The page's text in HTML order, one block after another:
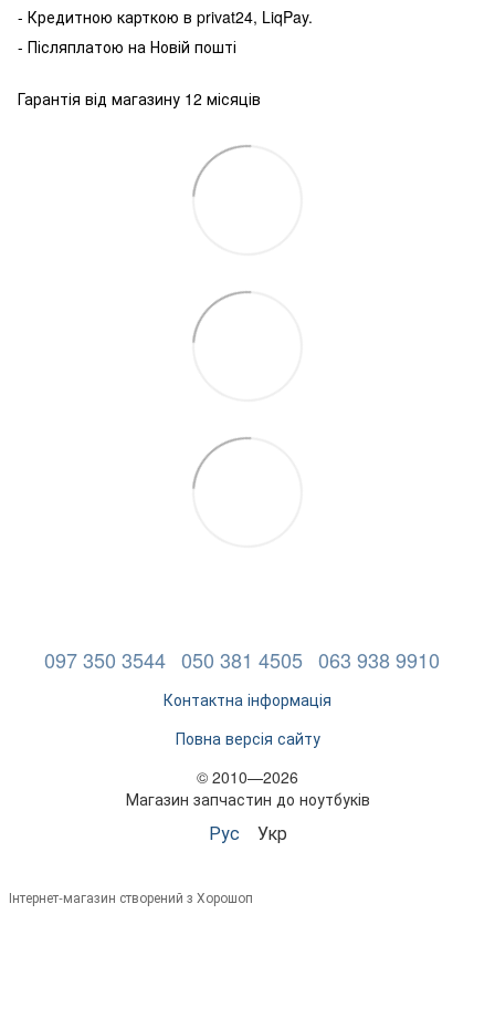
- Кредитною карткою в privat24, LiqPay.
- Післяплатою на Новій пошті
Гарантія від магазину 12 місяців
097 350 3544 050 381 4505 063 938 9910
Контактна інформація
Повна версія сайту
© 2010—2026
Магазин запчастин до ноутбуків
Рус Укр
Інтернет-магазин створений з Хорошоп